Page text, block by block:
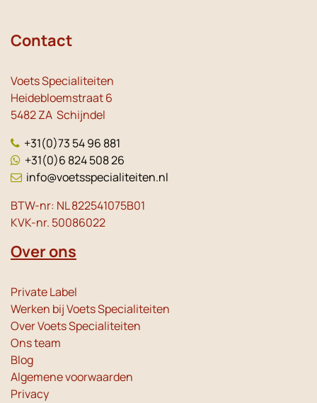
Contact
Voets Specialiteiten
Heidebloemstraat 6
5482 ZA Schijndel
+31(0)73 54 96 881
+31(0)6 824 508 26
info@voetsspecialiteiten.nl
BTW-nr: NL 822541075B01
KVK-nr. 50086022
Over ons
Private Label
Werken bij Voets Specialiteiten
Over Voets Specialiteiten
Ons team
Blog
Algemene voorwaarden
Privacy